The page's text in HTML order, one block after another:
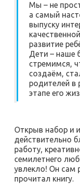
Мы – не
а самый
выпуску
развитие
Дети – наше
стремимся,
создаём,
родителей в
этапе его
Открыв набор и
действительно
работу,
семилетнего
увлекло! Он сам
прочитал книгу.